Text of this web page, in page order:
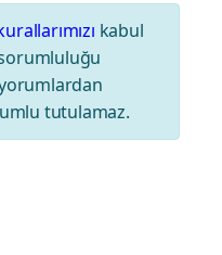
kabul
tutulamaz.